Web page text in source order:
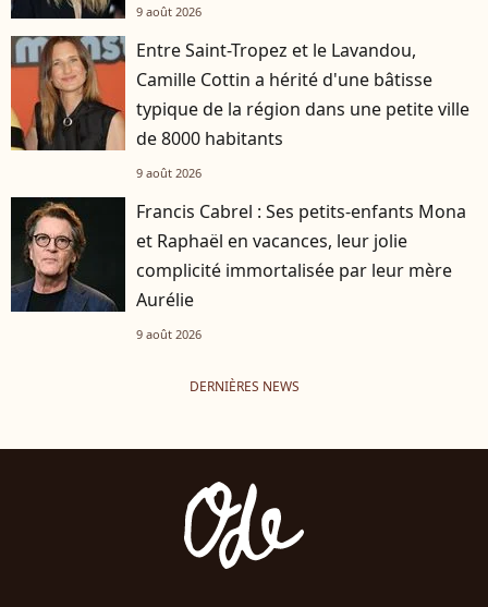
9 août 2026
Entre Saint-Tropez et le Lavandou,
Camille Cottin a hérité d'une bâtisse
typique de la région dans une petite ville
de 8000 habitants
9 août 2026
Francis Cabrel : Ses petits-enfants Mona
et Raphaël en vacances, leur jolie
complicité immortalisée par leur mère
Aurélie
9 août 2026
DERNIÈRES NEWS